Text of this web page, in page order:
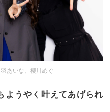
あいな、櫻川めぐ
ようやく叶えてあげられ